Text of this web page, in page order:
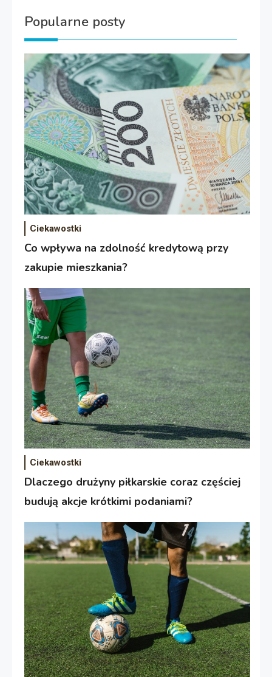
Popularne posty
Ciekawostki
Co wpływa na zdolność kredytową przy
zakupie mieszkania?
Ciekawostki
Dlaczego drużyny piłkarskie coraz częściej
budują akcje krótkimi podaniami?